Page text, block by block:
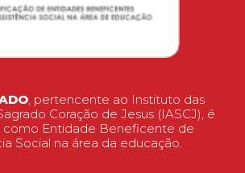
, pertencente ao Instituto das
Coração de Jesus (IASCJ), é
Entidade Beneficente de
Social na área da educação.